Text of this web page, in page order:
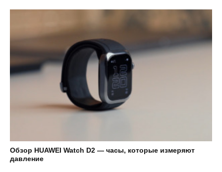
Обзор HUAWEI Watch D2 — часы, которые измеряют
давление